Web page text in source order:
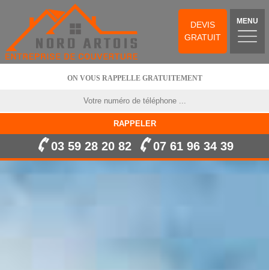
DEVIS
GRATUIT
MENU
ON VOUS RAPPELLE GRATUITEMENT
03 59 28 20 82 07 61 96 34 39